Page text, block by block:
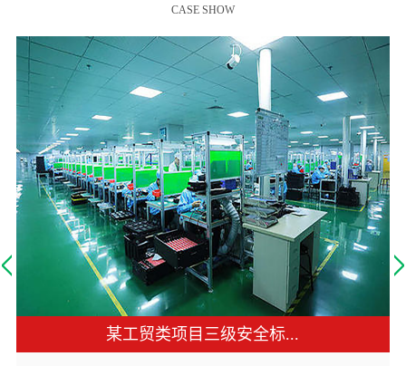
CASE SHOW
某工贸类项目三级安全标...